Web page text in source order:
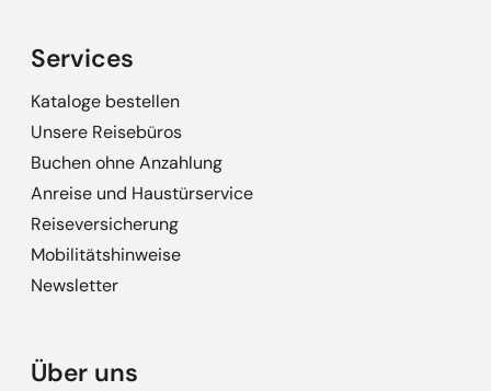
Services
Kataloge bestellen
Unsere Reisebüros
Buchen ohne Anzahlung
Anreise und Haustürservice
Reiseversicherung
Mobilitätshinweise
Newsletter
Über uns